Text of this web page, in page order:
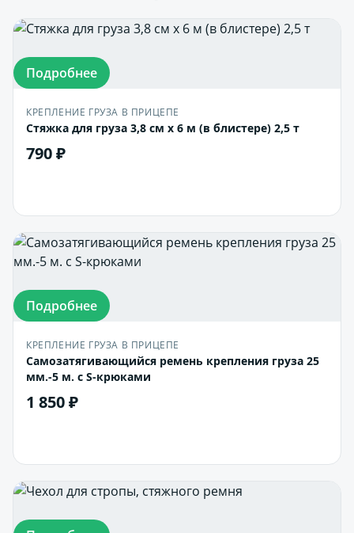
Подробнее
КРЕПЛЕНИЕ ГРУЗА В ПРИЦЕПЕ
Стяжка для груза 3,8 см х 6 м (в блистере) 2,5 т
790 ₽
Подробнее
КРЕПЛЕНИЕ ГРУЗА В ПРИЦЕПЕ
Самозатягивающийся ремень крепления груза 25
мм.-5 м. с S-крюками
1 850 ₽